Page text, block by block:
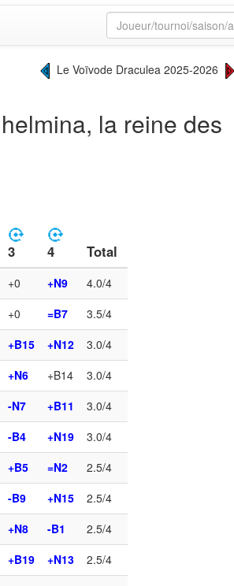
Le Voïvode Draculea 2025-2026
la reine des
3 4 Total
+0 +N9
4.0/4
+0 =B7
3.5/4
+B15 +N12
3.0/4
+N6 +B14
3.0/4
-N7 +B11
3.0/4
-B4 +N19
3.0/4
+B5 =N2
2.5/4
-B9 +N15
2.5/4
+N8 -B1
2.5/4
+B19 +N13
2.5/4